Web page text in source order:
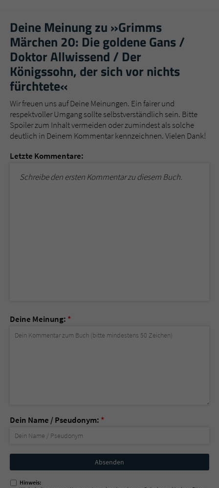
Deine Meinung zu »Grimms
Märchen 20: Die goldene Gans /
Doktor Allwissend / Der
Königssohn, der sich vor nichts
fürchtete«
Wir freuen uns auf Deine Meinungen. Ein fairer und
respektvoller Umgang sollte selbstverständlich sein. Bitte
Spoiler zum Inhalt vermeiden oder zumindest als solche
deutlich in Deinem Kommentar kennzeichnen. Vielen Dank!
Letzte Kommentare:
Schreibe den ersten Kommentar zu diesem Buch.
Deine Meinung: *
Dein Name / Pseudonym: *
Nicht
ausfüllen!
Hinweis: